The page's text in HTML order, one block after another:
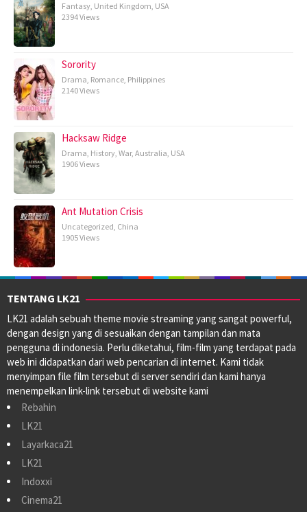
Fantasy, United Kingdom, USA
2394 Views
Sorority
Drama, Romance, Philippines
2140 Views
Hacksaw Ridge
Drama, History, War, Australia, USA
1906 Views
Ant Mutation Crisis
Uncategorized, China
1905 Views
TENTANG LK21
LK21 adalah sebuah theme movie streaming yang sangat powerful,
dengan design yang di sesuaikan dengan tampilan dan mata
pengguna di indonesia. Perlu diketahui, film-film yang terdapat pada
web ini didapatkan dari web pencarian di internet. Kami tidak
menyimpan file film tersebut di server sendiri dan kami hanya
menempelkan link-link tersebut di website kami
Rebahin
LK21
Layarkaca21
LK21
Indoxxi
Cinema21